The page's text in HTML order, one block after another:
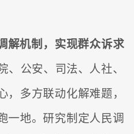
解机制，实现群众诉求
、公安、司法、人社、
，多方联动化解难题，
一地。研究制定人民调